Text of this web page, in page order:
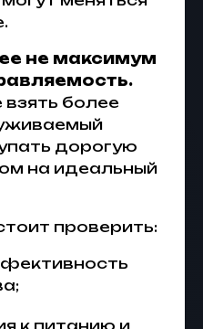
не максимум
более
дорогую
на идеальный
проверить:
к питанию и